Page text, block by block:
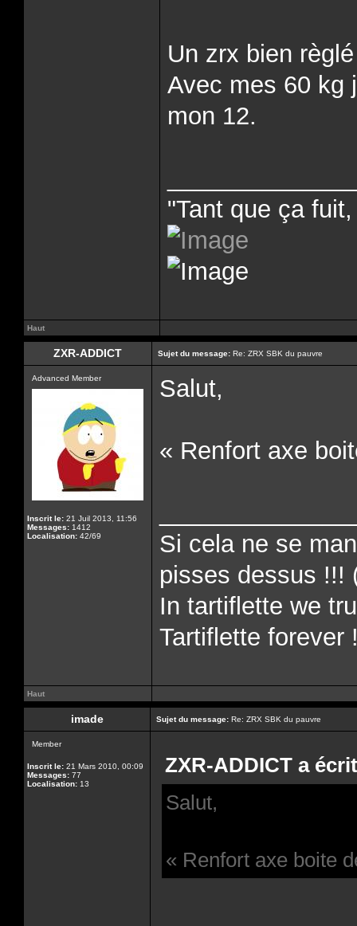
Un zrx bien
Avec mes 60 kg
mon 12.
"Tant que ça
Haut
ZXR-ADDICT Sujet du message: Re: ZRX SBK du pauvre
Advanced Member
Inscrit le: 21 Juil 2013, 11:56
Messages: 1412
Localisation: 42/69
Salut,
« Renfort axe
Si cela ne se
pisses dessus !!!
In tartiflette we
Tartiflette forever
Haut
imade Sujet du message: Re: ZRX SBK du pauvre
Member
Inscrit le: 21 Mars 2010, 00:09
Messages: 77
Localisation: 13
ZXR-ADDICT a
Salut,
« Renfort axe boite